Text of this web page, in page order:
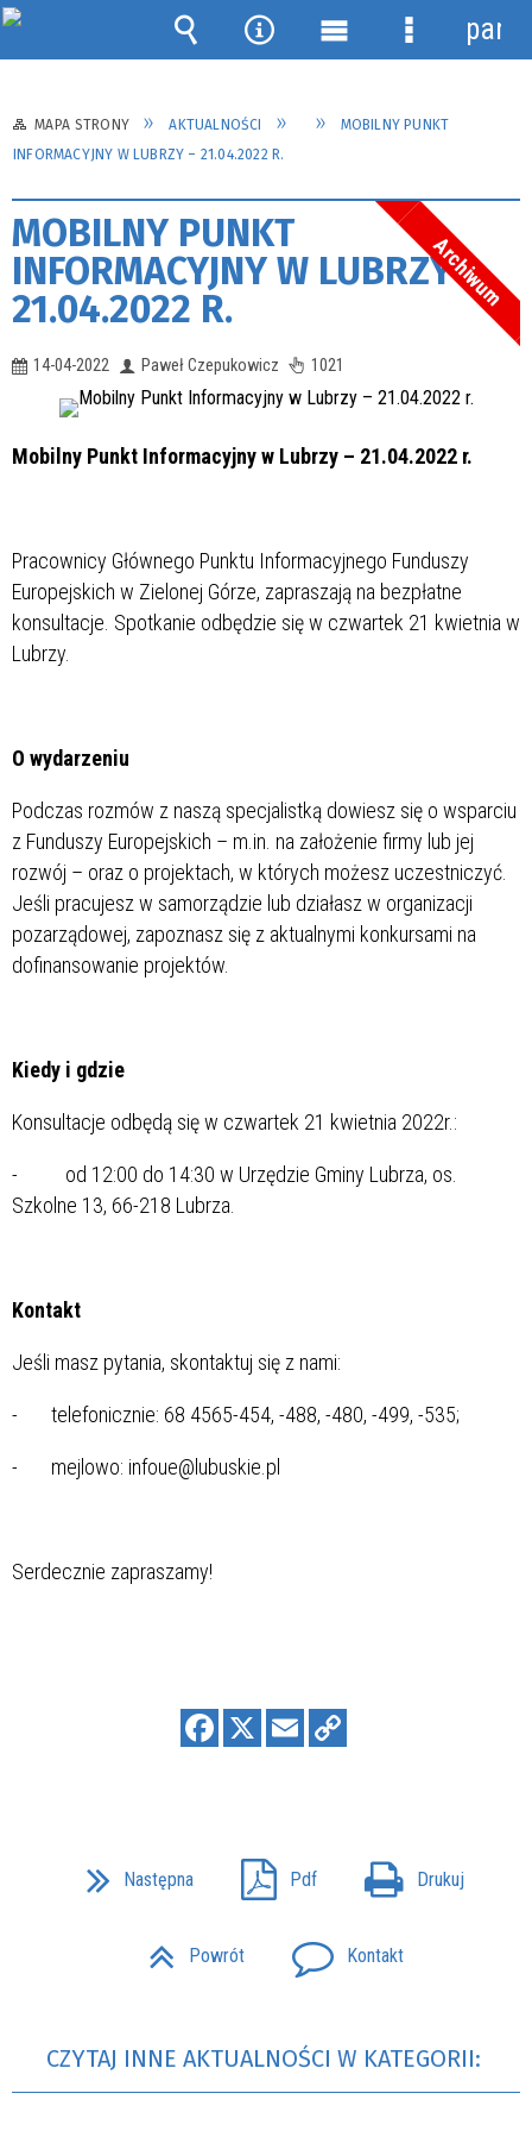
MAPA STRONY AKTUALNOŚCI
MOBILNY PUNKT
INFORMACYJNY W LUBRZY – 21.04.2022 R.
MOBILNY PUNKT
INFORMACYJNY W LUBRZY –
21.04.2022 R.
14-04-2022 Paweł Czepukowicz 1021
Archiwum
Mobilny Punkt Informacyjny w Lubrzy – 21.04.2022 r.
Pracownicy Głównego Punktu Informacyjnego Funduszy
Europejskich w Zielonej Górze, zapraszają na bezpłatne
konsultacje. Spotkanie odbędzie się w czwartek 21 kwietnia w
Lubrzy.
O wydarzeniu
Podczas rozmów z naszą specjalistką dowiesz się o wsparciu
z Funduszy Europejskich – m.in. na założenie firmy lub jej
rozwój – oraz o projektach, w których możesz uczestniczyć.
Jeśli pracujesz w samorządzie lub działasz w organizacji
pozarządowej, zapoznasz się z aktualnymi konkursami na
dofinansowanie projektów.
Kiedy i gdzie
Konsultacje odbędą się w czwartek 21 kwietnia 2022r.:
- od 12:00 do 14:30 w Urzędzie Gminy Lubrza, os.
Szkolne 13, 66-218 Lubrza.
Kontakt
Jeśli masz pytania, skontaktuj się z nami:
- telefonicznie: 68 4565-454, -488, -480, -499, -535;
- mejlowo: infoue@lubuskie.pl
Serdecznie zapraszamy!
Następna Pdf Drukuj
Powrót Kontakt
CZYTAJ INNE AKTUALNOŚCI W KATEGORII:
Wyszukiwarka
Narzędzia
Menu Menu
panel